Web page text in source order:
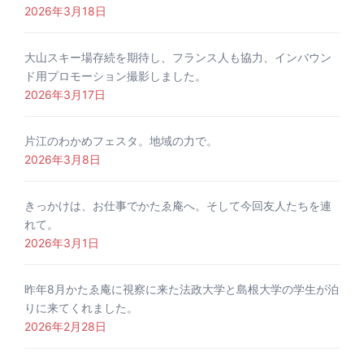
2026年3月18日
大山スキー場存続を期待し、フランス人も協力、インバウン
ド用プロモーション撮影しました。
2026年3月17日
片江のわかめフェスタ。地域の力で。
2026年3月8日
きっかけは、お仕事でかたゑ庵へ。そして今回友人たちを連
れて。
2026年3月1日
昨年8月かたゑ庵に視察に来た法政大学と島根大学の学生が泊
りに来てくれました。
2026年2月28日